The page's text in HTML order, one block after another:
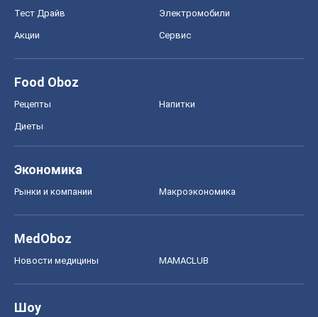
Тест Драйв Электромобили
Акции Сервис
Food Oboz
Рецепты Напитки
Диеты
Экономика
Рынки и компании Mакроэкономика
MedOboz
Новости медицины MAMACLUB
Шоу